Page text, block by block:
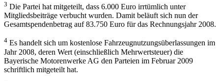
3 Die Partei hat mitgeteilt, dass 6.000 Euro irrtümlich unter
Mitgliedsbeiträge verbucht wurden. Damit beläuft sich nun der
Gesamtspendenbetrag auf 83.750 Euro für das Rechnungsjahr 2008.
4 Es handelt sich um kostenlose Fahrzeugnutzungsüberlassungen im
Jahr 2008, deren Wert (einschließlich Mehrwertsteuer) die
Bayerische Motorenwerke AG den Parteien im Februar 2009
schriftlich mitgeteilt hat.